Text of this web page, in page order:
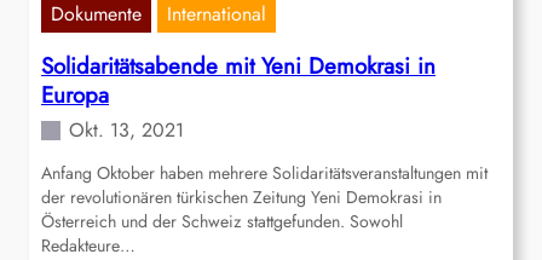
Dokumente International
Solidaritätsabende mit Yeni Demokrasi in
Europa
Okt. 13, 2021
Anfang Oktober haben mehrere Solidaritätsveranstaltungen mit
der revolutionären türkischen Zeitung Yeni Demokrasi in
Österreich und der Schweiz stattgefunden. Sowohl
Redakteure…